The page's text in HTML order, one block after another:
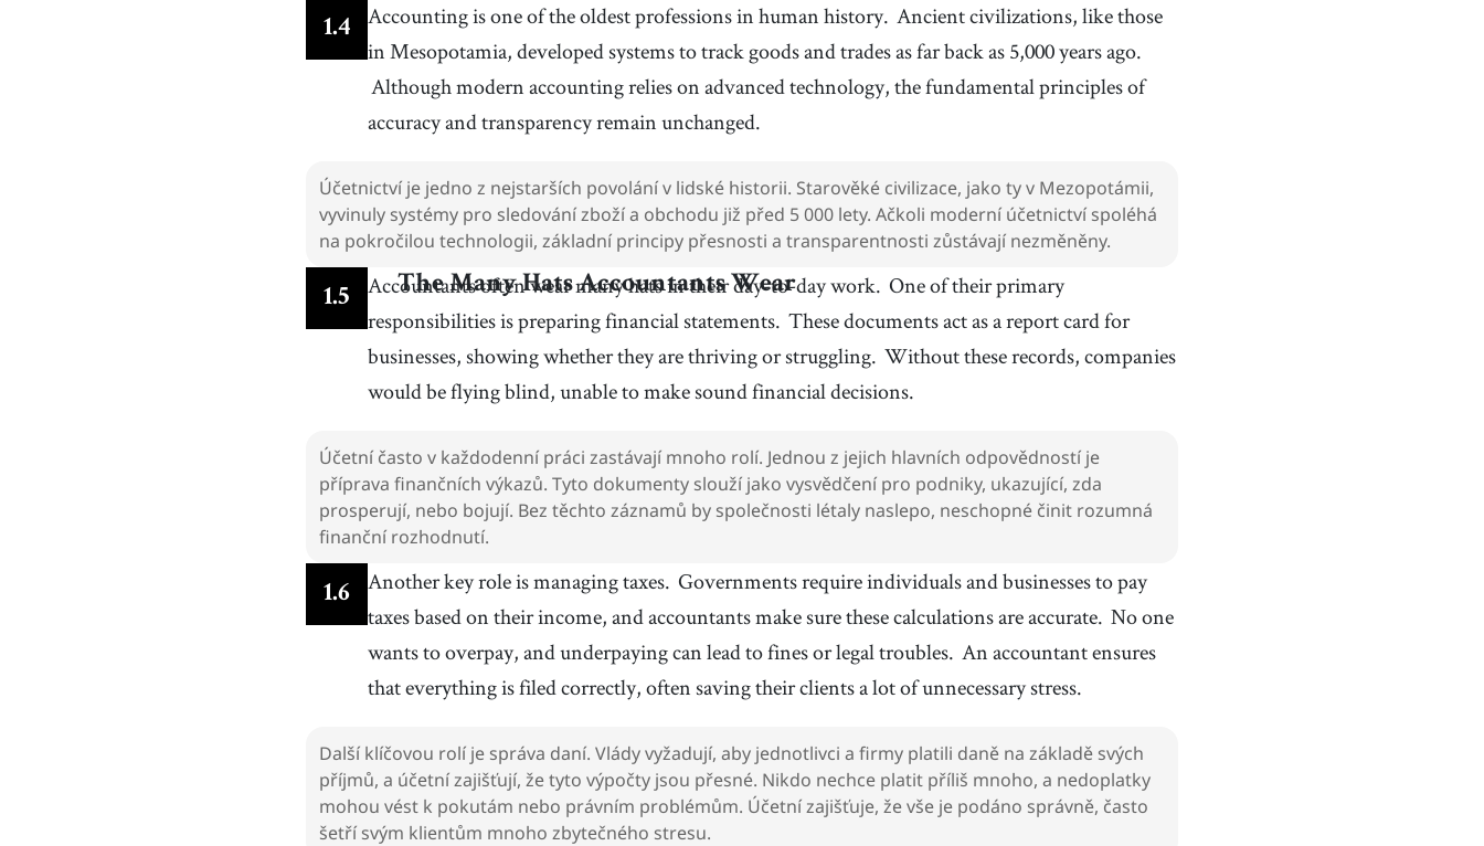
1.4 Accounting is one of the oldest professions in human history. Ancient civilizations, like those
in Mesopotamia, developed systems to track goods and trades as far back as 5,000 years ago.
Although modern accounting relies on advanced technology, the fundamental principles of
accuracy and transparency remain unchanged.
Účetnictví je jedno z nejstarších povolání v lidské historii. Starověké civilizace, jako ty v Mezopotámii,
vyvinuly systémy pro sledování zboží a obchodu již před 5 000 lety. Ačkoli moderní účetnictví spoléhá
na pokročilou technologii, základní principy přesnosti a transparentnosti zůstávají nezměněny.
The Many Hats Accountants Wear
1.5 Accountants often wear many hats in their day-to-day work. One of their primary
responsibilities is preparing financial statements. These documents act as a report card for
businesses, showing whether they are thriving or struggling. Without these records, companies
would be flying blind, unable to make sound financial decisions.
Účetní často v každodenní práci zastávají mnoho rolí. Jednou z jejich hlavních odpovědností je
příprava finančních výkazů. Tyto dokumenty slouží jako vysvědčení pro podniky, ukazující, zda
prosperují, nebo bojují. Bez těchto záznamů by společnosti létaly naslepo, neschopné činit rozumná
finanční rozhodnutí.
1.6 Another key role is managing taxes. Governments require individuals and businesses to pay
taxes based on their income, and accountants make sure these calculations are accurate. No one
wants to overpay, and underpaying can lead to fines or legal troubles. An accountant ensures
that everything is filed correctly, often saving their clients a lot of unnecessary stress.
Další klíčovou rolí je správa daní. Vlády vyžadují, aby jednotlivci a firmy platili daně na základě svých
příjmů, a účetní zajišťují, že tyto výpočty jsou přesné. Nikdo nechce platit příliš mnoho, a nedoplatky
mohou vést k pokutám nebo právním problémům. Účetní zajišťuje, že vše je podáno správně, často
šetří svým klientům mnoho zbytečného stresu.